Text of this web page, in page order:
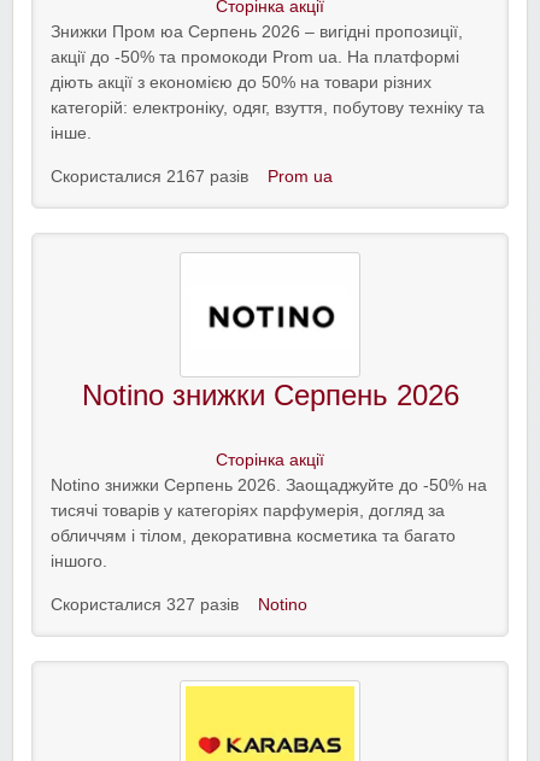
Сторінка акції
Знижки Пром юа Серпень 2026 – вигідні пропозиції,
акції до -50% та промокоди Prom ua. На платформі
діють акції з економією до 50% на товари різних
категорій: електроніку, одяг, взуття, побутову техніку та
інше.
Скористалися 2167 разів Prom ua
Notino знижки Серпень 2026
Сторінка акції
Notino знижки Серпень 2026. Заощаджуйте до -50% на
тисячі товарів у категоріях парфумерія, догляд за
обличчям і тілом, декоративна косметика та багато
іншого.
Скористалися 327 разів Notino